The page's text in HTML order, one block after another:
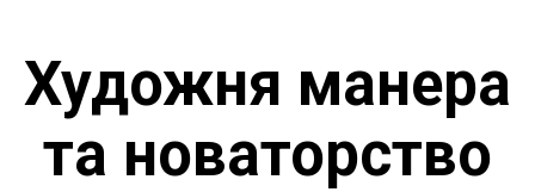
Художня манера
та новаторство